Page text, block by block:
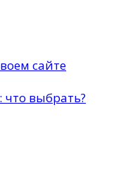
сайте
выбрать?